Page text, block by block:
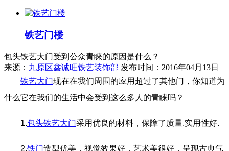
铁艺门楼
包头铁艺大门受到公众青睐的原因是什么？
来源： 九原区鑫诚旺铁艺装饰部 发布时间：2016年04月13日
铁艺大门现在在我们周围的应用超过了其他门， 你知道为
什么它在我们的生活中会受到这么多人的青睐吗？
1.包头铁艺大门采用优良的材料，保障了质量.实用性好.
2.铁门造型优美，视觉效果好，艺术美很好，呈现古典气